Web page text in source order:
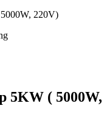
220V)
5KW ( 5000W,